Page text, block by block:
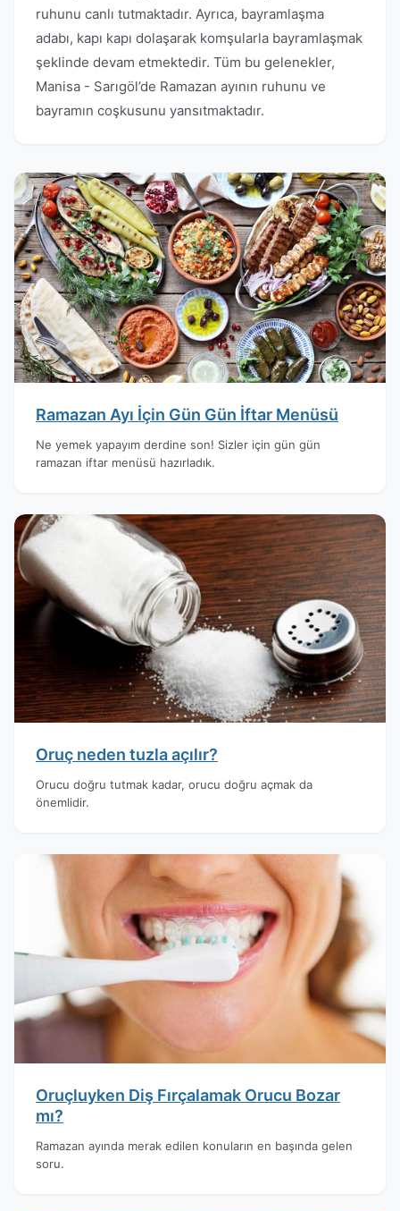
ruhunu canlı tutmaktadır. Ayrıca, bayramlaşma
adabı, kapı kapı dolaşarak komşularla bayramlaşmak
şeklinde devam etmektedir. Tüm bu gelenekler,
Manisa - Sarıgöl’de Ramazan ayının ruhunu ve
bayramın coşkusunu yansıtmaktadır.
Ramazan Ayı İçin Gün Gün İftar Menüsü
Ne yemek yapayım derdine son! Sizler için gün gün
ramazan iftar menüsü hazırladık.
Oruç neden tuzla açılır?
Orucu doğru tutmak kadar, orucu doğru açmak da
önemlidir.
Oruçluyken Diş Fırçalamak Orucu Bozar
mı?
Ramazan ayında merak edilen konuların en başında gelen
soru.